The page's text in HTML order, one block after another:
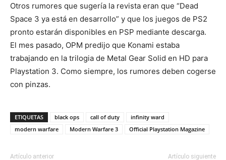
Otros rumores que sugería la revista eran que “Dead
Space 3 ya está en desarrollo” y que los juegos de PS2
pronto estarán disponibles en PSP mediante descarga.
El mes pasado, OPM predijo que Konami estaba
trabajando en la trilogia de Metal Gear Solid en HD para
Playstation 3. Como siempre, los rumores deben cogerse
con pinzas.
ETIQUETAS black ops call of duty
infinity ward
modern warfare
Modern Warfare 3 Official Playstation Magazine
Artículo anterior Artículo siguiente